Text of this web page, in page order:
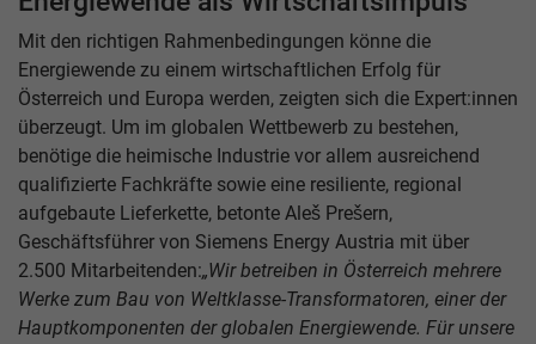
Mit den richtigen Rahmenbedingungen könne die
Energiewende zu einem wirtschaftlichen Erfolg für
Österreich und Europa werden, zeigten sich die Expert:innen
überzeugt. Um im globalen Wettbewerb zu bestehen,
benötige die heimische Industrie vor allem ausreichend
qualifizierte Fachkräfte sowie eine resiliente, regional
aufgebaute Lieferkette, betonte Aleš Prešern,
Geschäftsführer von Siemens Energy Austria mit über
2.500 Mitarbeitenden:„Wir betreiben in Österreich mehrere
Werke zum Bau von Weltklasse-Transformatoren, einer der
Hauptkomponenten der globalen Energiewende. Für unsere